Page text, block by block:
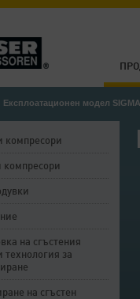
Експлоатационен модел
компресори
компресори
на сгъстения
технология за
на сгъстен